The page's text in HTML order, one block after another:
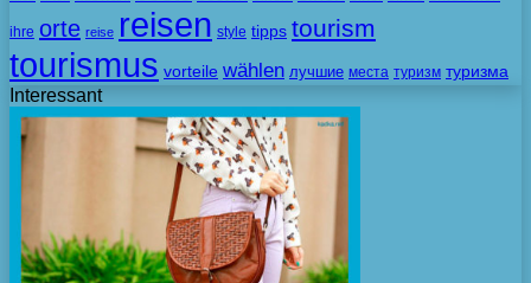
ihre orte reise reisen style tipps tourism
tourismus vorteile wählen лучшие места туризм туризма
Interessant